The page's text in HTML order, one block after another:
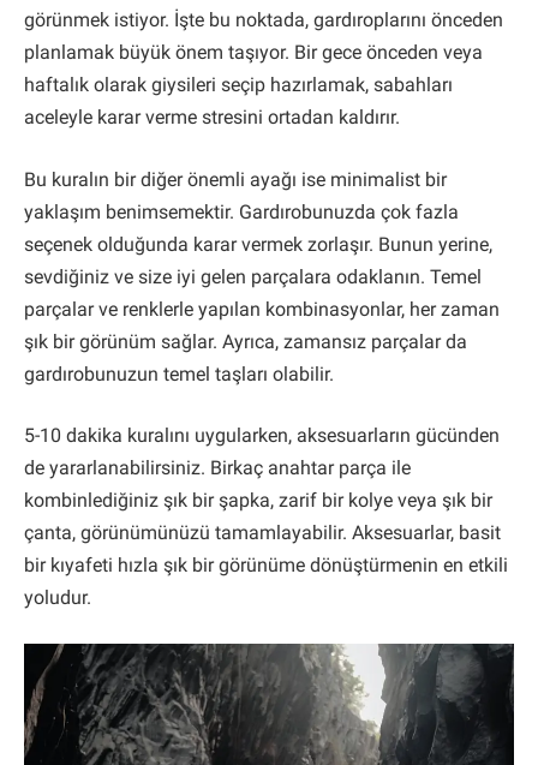
görünmek istiyor. İşte bu noktada, gardıroplarını önceden
planlamak büyük önem taşıyor. Bir gece önceden veya
haftalık olarak giysileri seçip hazırlamak, sabahları
aceleyle karar verme stresini ortadan kaldırır.
Bu kuralın bir diğer önemli ayağı ise minimalist bir
yaklaşım benimsemektir. Gardırobunuzda çok fazla
seçenek olduğunda karar vermek zorlaşır. Bunun yerine,
sevdiğiniz ve size iyi gelen parçalara odaklanın. Temel
parçalar ve renklerle yapılan kombinasyonlar, her zaman
şık bir görünüm sağlar. Ayrıca, zamansız parçalar da
gardırobunuzun temel taşları olabilir.
5-10 dakika kuralını uygularken, aksesuarların gücünden
de yararlanabilirsiniz. Birkaç anahtar parça ile
kombinlediğiniz şık bir şapka, zarif bir kolye veya şık bir
çanta, görünümünüzü tamamlayabilir. Aksesuarlar, basit
bir kıyafeti hızla şık bir görünüme dönüştürmenin en etkili
yoludur.